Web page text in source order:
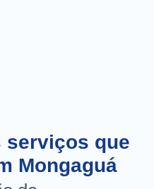
serviços que
Mongaguá